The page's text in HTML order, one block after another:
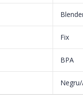
Fix
BPA